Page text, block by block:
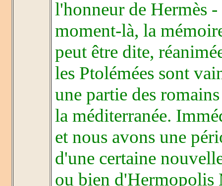
l'honneur de Hermès
moment-là, la
peut être dite,
les Ptolémées sont
une partie des
la méditerranée.
et nous avons une
d'une certaine
ou bien d'Hermopolis